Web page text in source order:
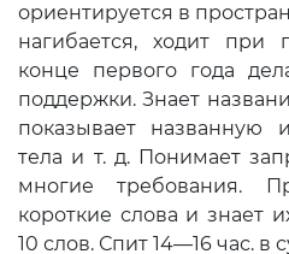
ориентируется в
нагибается, хо­дит при
конце первого года
поддержки. Знает
показывает названную
тела и т. д. По­нимает
мно­гие требования.
короткие слова и знает
10 слов. Спит 14—16 час. в